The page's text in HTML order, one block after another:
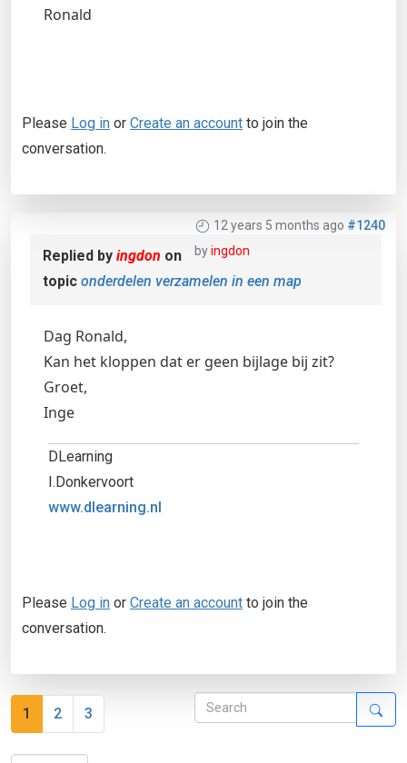
Ronald
Please Log in or Create an account to join the
conversation.
12 years 5 months ago #1240
byingdon
Replied by ingdon on
topic onderdelen verzamelen in een map
Dag Ronald,
Kan het kloppen dat er geen bijlage bij zit?
Groet,
Inge
DLearning
I.Donkervoort
www.dlearning.nl
Please Log in or Create an account to join the
conversation.
1 2 3